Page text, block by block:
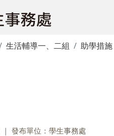
生活輔導一、二組 助學措施
發布單位：學生事務處